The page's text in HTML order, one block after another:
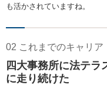
も活かされていますね。
02 これまでのキャリア
四大事務所に法テラ
に走り続けた